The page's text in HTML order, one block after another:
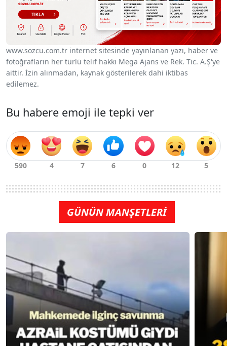
www.sozcu.com.tr internet sitesinde yayınlanan yazı, haber ve
fotoğrafların her türlü telif hakkı Mega Ajans ve Rek. Tic. A.Ş'ye
aittir. İzin alınmadan, kaynak gösterilerek dahi iktibas
edilemez.
Bu habere emoji ile tepki ver
GÜNÜN MANŞETLERİ